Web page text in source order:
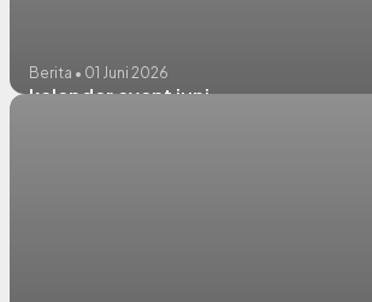
Berita • 01 Juni 2026
kalender event juni